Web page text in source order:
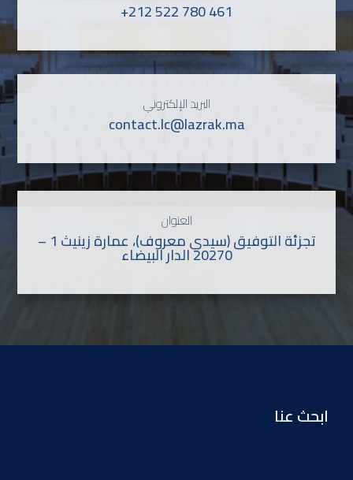
+212 522 780 461
البريد الإلكتروني
contact.lc@lazrak.ma
العنوان
تجزئة التوفيق (سيدي معروف)، عمارة زينيث 1 –
20270 الدار البيضاء
ابحث عنا